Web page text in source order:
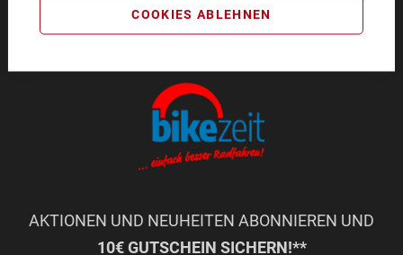
COOKIES ABLEHNEN
AKTIONEN UND NEUHEITEN ABONNIEREN UND
10€ GUTSCHEIN SICHERN!**